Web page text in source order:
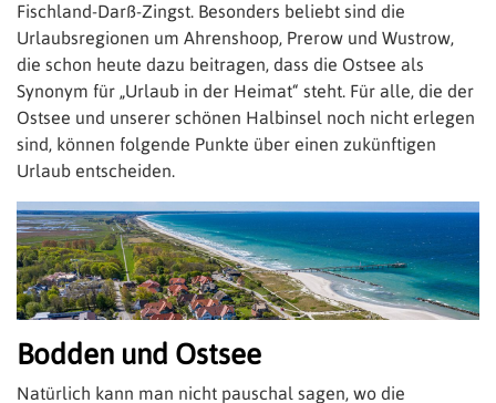
Fischland-Darß-Zingst. Besonders beliebt sind die
Urlaubsregionen um Ahrenshoop, Prerow und Wustrow,
die schon heute dazu beitragen, dass die Ostsee als
Synonym für „Urlaub in der Heimat“ steht. Für alle, die der
Ostsee und unserer schönen Halbinsel noch nicht erlegen
sind, können folgende Punkte über einen zukünftigen
Urlaub entscheiden.
Bodden und Ostsee
Natürlich kann man nicht pauschal sagen, wo die